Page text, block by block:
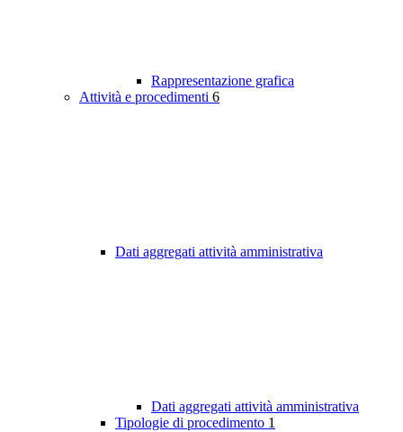
Rappresentazione grafica
Attività e procedimenti 6
Dati aggregati attività amministrativa
Dati aggregati attività amministrativa
Tipologie di procedimento 1